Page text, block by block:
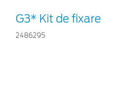
G3* Kit de fixare
2486295